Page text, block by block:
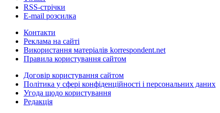
RSS-стрічки
E-mail розсилка
Контакти
Реклама на сайті
Використання матеріалів korrespondent.net
Правила користування сайтом
Договір користування сайтом
Політика у сфері конфіденційності і персональних даних
Угода щодо користування
Редакція